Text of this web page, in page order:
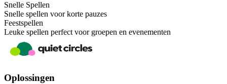
Snelle Spellen
Snelle spellen voor korte pauzes
Feestspellen
Leuke spellen perfect voor groepen en evenementen
Oplossingen